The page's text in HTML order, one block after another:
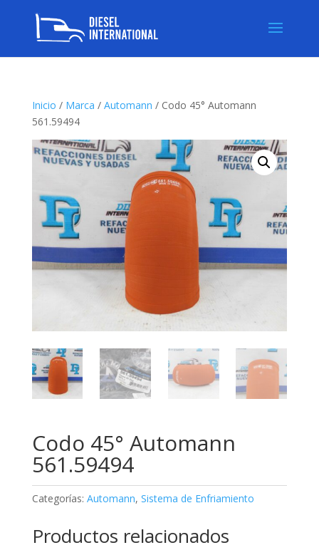
Inicio / Marca / Automann / Codo 45° Automann
561.59494
Codo 45° Automann
561.59494
Categorías: Automann, Sistema de Enfriamiento
Productos relacionados